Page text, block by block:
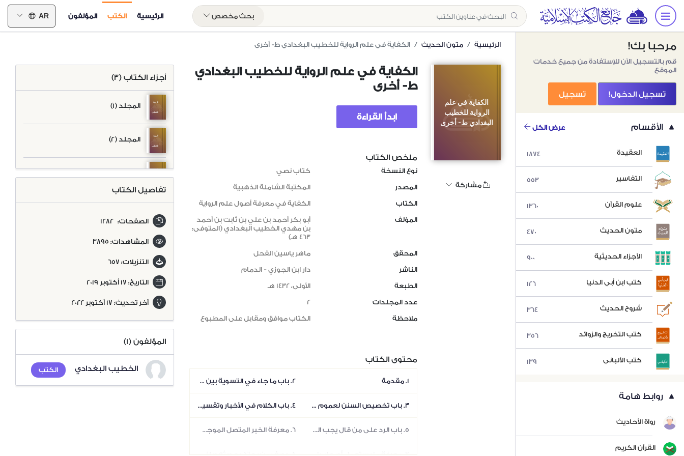
بحث مخصص الرئيسية الكتب المؤلفون AR
مرحبا بك!
قم بالتسجيل الآن للإستفادة من جميع خدمات
الموقع
تسجيل الدخول! تسجيل
الأقسام عرض الكل
العقيدة 1874
التفاسير 553
علوم القرآن 1360
متون الحديث 470
الأجزاء الحديثية 900
كتب ابن أبي الدنيا 126
شروح الحديث 364
كتب التخريج والزوائد 356
كتب الألباني 139
روابط هامة
رواة الأحاديث
القرآن الكريم
الرئيسية متون الحديث الكفاية في علم الرواية للخطيب البغدادي ط- أخرى
الكفاية في علم
الرواية للخطيب
البغدادي ط- أخرى
مشاركة
الكفاية في علم الرواية للخطيب البغدادي
ط- أخرى
ابدأ القراءة
ملخص الكتاب
نوع النسخة كتاب نصي
المصدر المكتبة الشاملة الذهبية
الكتاب الكفاية في معرفة أصول علم الرواية
المؤلف
أبو بكر أحمد بن علي بن ثابت بن أحمد
بن مهدي الخطيب البغدادي (المتوفى:
463 هـ)
المحقق ماهر ياسين الفحل
الناشر دار ابن الجوزي - الدمام
الطبعة الأولى، 1432 هـ
عدد المجلدات 2
ملاحظة الكتاب موافق ومقابل على المطبوع
محتوى الكتاب
1. مقدمة 2. باب ما جاء في التسوية بين حكم كتاب الله تعالى وحكم سنة رسول الله صلى الله عليه وسلم في وجوب العمل ولزوم التكليف
3. باب تخصيص السنن لعموم محكم القرآن وذكر الحاجة في المجمل الى التفسير والبيان 4. باب الكلام في الأخبار وتقسيمها
5. باب الرد على من قال يجب القطع على خبر الواحد 6. معرفة الخبر المتصل الموجب للقبول والعمل
أجزاء الكتاب (3)
في
الرواية
للخطيب
المجلد (1)
الرواية
للخطيب
المجلد (2)
الرواية
البغدادي
تفاصيل الكتاب
الصفحات: 1282
المشاهدات: 3895
التنزيلات: 657
التاريخ: 17 أكتوبر 2019
آخر تحديث: 17 أكتوبر 2022
المؤلفون (1)
الخطيب البغدادي الكتب